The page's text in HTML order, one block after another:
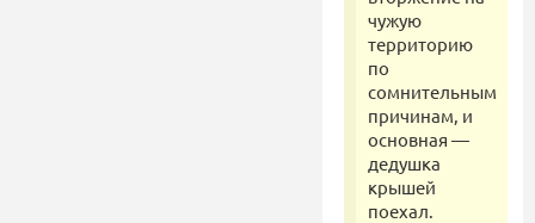
чужую
территорию
по
сомнительным
причинам, и
основная —
дедушка
крышей
поехал.